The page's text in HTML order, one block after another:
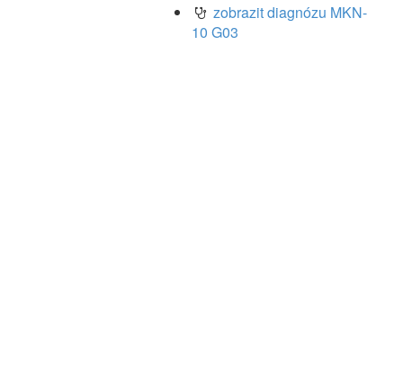
zobrazit diagnózu MKN-
10 G03